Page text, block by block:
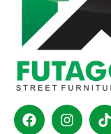
Facebook